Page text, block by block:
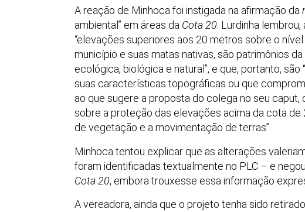
A reação de Minhoca foi instigada na afirmação da
ambiental” em áreas da Cota 20. Lurdinha
“elevações superiores aos 20 metros sobre o
município e suas matas nativas, são patrimônios
ecológica, biológica e natural”, e que, portanto,
suas características topográficas ou que
ao que sugere a proposta do colega no seu caput,
sobre a proteção das elevações acima da cota
de vegetação e a movimentação de terras”.
Minhoca tentou explicar que as alterações
foram identificadas textualmente no PLC – e
Cota 20, embora trouxesse essa informação
A vereadora, ainda que o projeto tenha sido